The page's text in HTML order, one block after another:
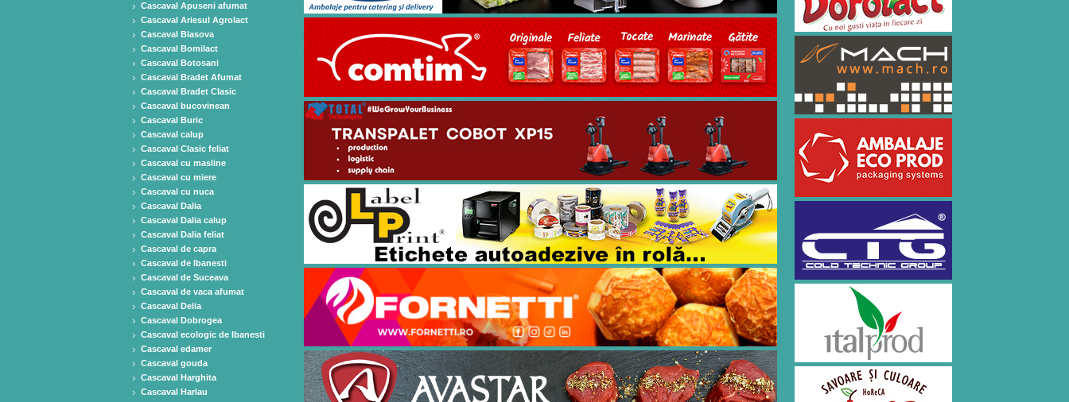
Cascaval Apuseni afumat
Cascaval Ariesul Agrolact
Cascaval Blasova
Cascaval Bomilact
Cascaval Botosani
Cascaval Bradet Afumat
Cascaval Bradet Clasic
Cascaval bucovinean
Cascaval Buric
Cascaval calup
Cascaval Clasic feliat
Cascaval cu masline
Cascaval cu miere
Cascaval cu nuca
Cascaval Dalia
Cascaval Dalia calup
Cascaval Dalia feliat
Cascaval de capra
Cascaval de Ibanesti
Cascaval de Suceava
Cascaval de vaca afumat
Cascaval Delia
Cascaval Dobrogea
Cascaval ecologic de Ibanesti
Cascaval edamer
Cascaval gouda
Cascaval Harghita
Cascaval Harlau